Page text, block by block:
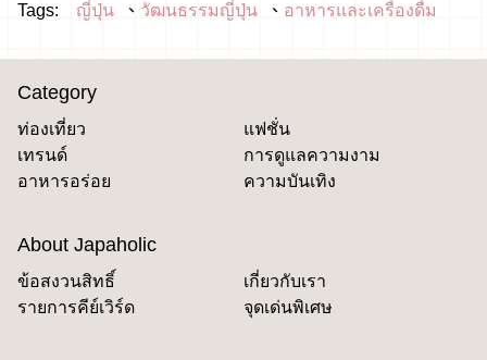
Tags: ญี่ปุ่น วัฒนธรรมญี่ปุ่น อาหารและเครื่องดื่ม
Category
ท่องเที่ยว
แฟชั่น
เทรนด์
การดูแลความงาม
อาหารอร่อย
ความบันเทิง
About Japaholic
ข้อสงวนสิทธิ์
เกี่ยวกับเรา
รายการคีย์เวิร์ด
จุดเด่นพิเศษ